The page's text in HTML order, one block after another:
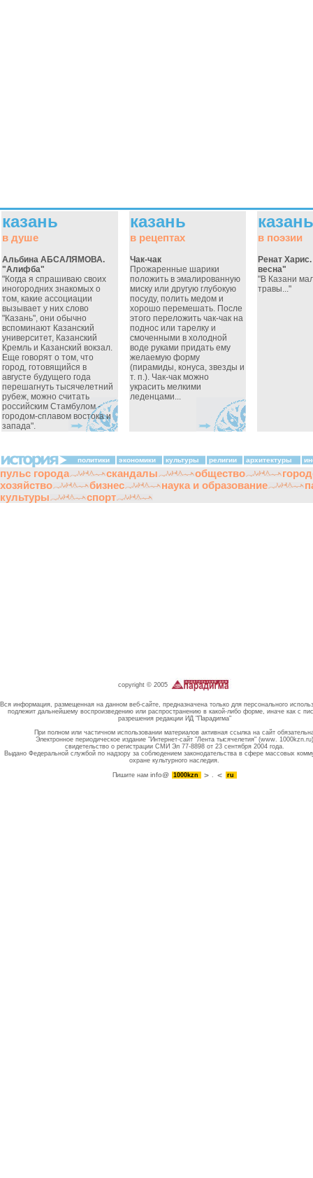
казань
в душе
Альбина АБСАЛЯМОВА.
"Алифба"
"Когда я спрашиваю своих
иногородних знакомых о
том, какие ассоциации
вызывает у них слово
"Казань", они обычно
вспоминают Казанский
университет, Казанский
Кремль и Казанский вокзал.
Еще говорят о том, что
город, готовящийся в
августе будущего года
перешагнуть тысячелетний
рубеж, можно считать
российским Стамбулом -
городом-сплавом востока и
запада".
казань
в рецептах
Чак-чак
Прожаренные шарики
положить в эмалированную
миску или другую глубокую
посуду, полить медом и
хорошо перемешать. После
этого переложить чак-чак на
поднос или тарелку и
смоченными в холодной
воде руками придать ему
желаемую форму
(пирамиды, конуса, звезды и
т. п.). Чак-чак можно
украсить мелкими
леденцами...
казань
в поэзии
Ренат
весна"
"В Казани
травы..."
политики экономики культуры религии архитектуры
пульс города скандалы общество
хозяйство
бизнес наука и образование
культуры
спорт
copyright © 2005
Вся информация, размещенная на данном веб-сайте, предназначена только для персонального
подлежит дальнейшему воспроизведению или распространению в какой-либо форме, иначе как с
разрешения редакции ИД "Парадигма"
При полном или частичном использовании материалов активная ссылка на сайт
Электронное периодическое издание "Интернет-сайт "Лента тысячелетия" (www. 1000kzn.ru)
свидетельство о регистрации СМИ Эл 77-8898 от 23 сентября 2004 года.
Выдано Федеральной службой по надзору за соблюдением законодательства в сфере массовых
охране культурного наследия.
Пишите намinfo@ 1000kzn . ru